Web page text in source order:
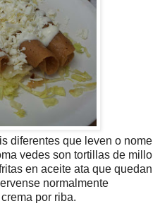
diferentes que leven o nome
vedes son tortillas de millo
en aceite ata que quedan
normalmente
por riba.